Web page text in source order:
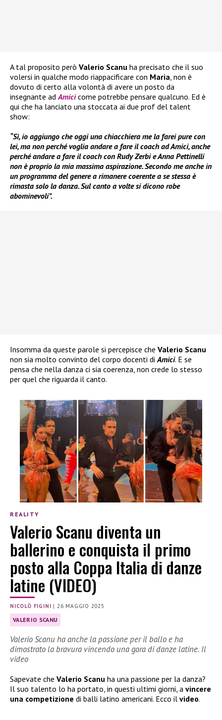
A tal proposito però Valerio Scanu ha precisato che il suo
volersi in qualche modo riappacificare con Maria, non è
dovuto di certo alla volontà di avere un posto da
insegnante adAmicicome potrebbe pensare qualcuno. Ed è
qui che ha lanciato una stoccata ai due prof del talent
show:
“Sì, io aggiungo che oggi una chiacchiera me la farei pure con
lei, ma non perché voglia andare a fare il coach ad Amici, anche
perché andare a fare il coach con Rudy Zerbi e Anna Pettinelli
non è proprio la mia massima aspirazione. Secondo me anche in
un programma del genere a rimanere coerente a se stessa è
rimasta solo la danza. Sul canto a volte si dicono robe
abominevoli”.
Insomma da queste parole si percepisce che Valerio Scanu
non sia molto convinto del corpo docenti diAmici. E se
pensa che nella danza ci sia coerenza, non crede lo stesso
per quel che riguarda il canto.
REALITY
Valerio Scanu diventa un
ballerino e conquista il primo
posto alla Coppa Italia di danze
latine (VIDEO)
NICOLÒ FIGINI | 26 MAGGIO 2025
VALERIO SCANU
Valerio Scanu ha anche la passione per il ballo e ha
dimostrato la bravura vincendo una gara di danze latine. Il
video
Sapevate che Valerio Scanu ha una passione per la danza?
Il suo talento lo ha portato, in questi ultimi giorni, a vincere
una competizione di balli latino americani. Ecco il video.